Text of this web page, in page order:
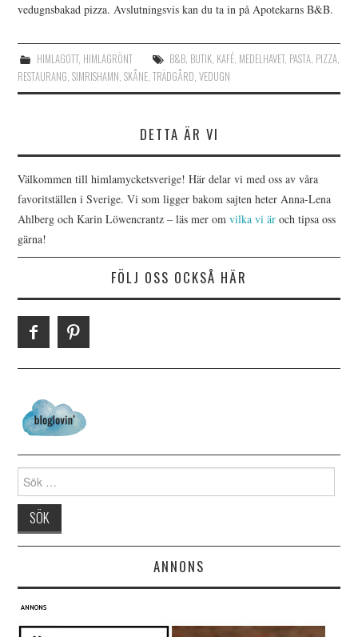
vedugnsbakad pizza. Avslutningsvis kan du ta in på Apotekarns B&B.
HIMLAGOTT, HIMLAGRÖNT B&B, BUTIK, KAFÉ, MEDELHAVET, PASTA, PIZZA,
RESTAURANG ,SIMRISHAMN ,SKÅNE ,TRÄDGÅRD ,VEDUGN
DETTA ÄR VI
Välkommen till himlamycketsverige! Här delar vi med oss av våra
favoritställen i Sverige. Vi som ligger bakom sajten heter Anna-Lena
Ahlberg och Karin Löwencrantz – läs mer omvilka vi är och tipsa oss
gärna!
FÖLJ OSS OCKSÅ HÄR
Search for:
ANNONS